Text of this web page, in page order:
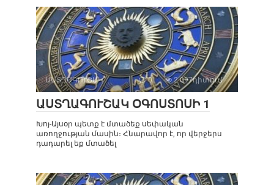
ԱՍՏՂԱԳՈՒՇԱԿ 0 2 097դիտում
ԱՍՏՂԱԳՈՒՇԱԿ ՕԳՈՍՏՈՍԻ 1
Խոյ-Այսօր պետք է մտածեք սեփական
առողջության մասին։ Հնարավոր է, որ վերջերս
դադարել եք մտածել